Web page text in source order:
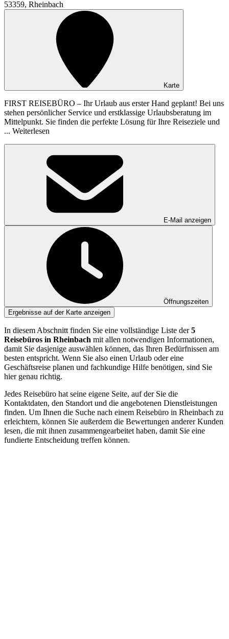
53359, Rheinbach
Karte
FIRST REISEBÜRO – Ihr Urlaub aus erster Hand geplant! Bei uns
stehen persönlicher Service und erstklassige Urlaubsberatung im
Mittelpunkt. Sie finden die perfekte Lösung für Ihre Reiseziele und
... Weiterlesen
E-Mail anzeigen
Öffnungszeiten
Ergebnisse auf der Karte anzeigen
In diesem Abschnitt finden Sie eine vollständige Liste der5
Reisebüros in Rheinbach mit allen notwendigen Informationen,
damit Sie dasjenige auswählen können, das Ihren Bedürfnissen am
besten entspricht. Wenn Sie also einen Urlaub oder eine
Geschäftsreise planen und fachkundige Hilfe benötigen, sind Sie
hier genau richtig.
Jedes Reisebüro hat seine eigene Seite, auf der Sie die
Kontaktdaten, den Standort und die angebotenen Dienstleistungen
finden. Um Ihnen die Suche nach einem Reisebüro in Rheinbach zu
erleichtern, können Sie außerdem die Bewertungen anderer Kunden
lesen, die mit ihnen zusammengearbeitet haben, damit Sie eine
fundierte Entscheidung treffen können.